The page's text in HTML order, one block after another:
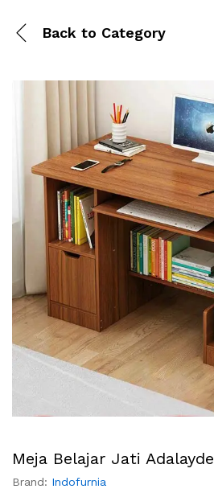
Back to Category
Meja Belajar Jati Adalayde
Brand: Indofurnia